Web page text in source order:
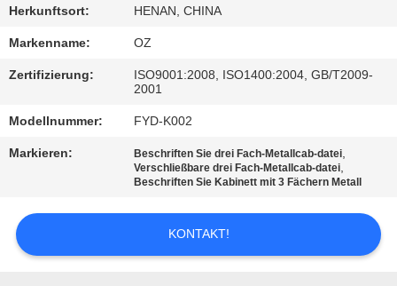
SIE
MIT
UNS
VERBINDUNG
NACHRICHTEN
FORDERN
Herkunftsort: HENAN, CHINA
Markenname: OZ
Zertifizierung:
ISO9001:2008, ISO1400:2004, GB/T2009-
2001
Modellnummer: FYD-K002
Markieren: Beschriften Sie drei Fach-Metallcab-datei,
Verschließbare drei Fach-Metallcab-datei,
Beschriften Sie Kabinett mit 3 Fächern Metall
KONTAKT!